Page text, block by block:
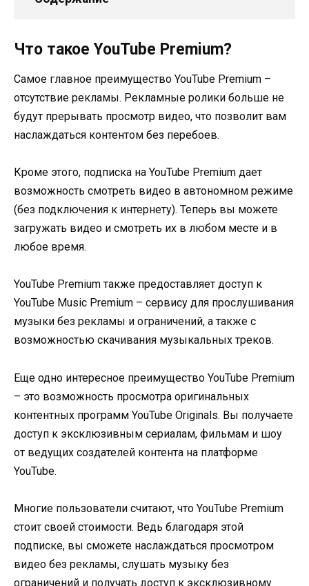
Что такое YouTube Premium?
Самое главное преимущество YouTube Premium –
отсутствие рекламы. Рекламные ролики больше не
будут прерывать просмотр видео, что позволит вам
наслаждаться контентом без перебоев.
Кроме этого, подписка на YouTube Premium дает
возможность смотреть видео в автономном режиме
(без подключения к интернету). Теперь вы можете
загружать видео и смотреть их в любом месте и в
любое время.
YouTube Premium также предоставляет доступ к
YouTube Music Premium – сервису для прослушивания
музыки без рекламы и ограничений, а также с
возможностью скачивания музыкальных треков.
Еще одно интересное преимущество YouTube Premium
– это возможность просмотра оригинальных
контентных программ YouTube Originals. Вы получаете
доступ к эксклюзивным сериалам, фильмам и шоу
от ведущих создателей контента на платформе
YouTube.
Многие пользователи считают, что YouTube Premium
стоит своей стоимости. Ведь благодаря этой
подписке, вы сможете наслаждаться просмотром
видео без рекламы, слушать музыку без
ограничений и получать доступ к эксклюзивному